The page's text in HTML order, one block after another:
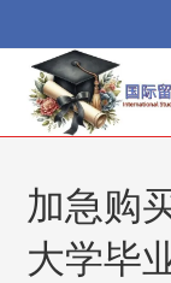
to
content
加急购
大学毕